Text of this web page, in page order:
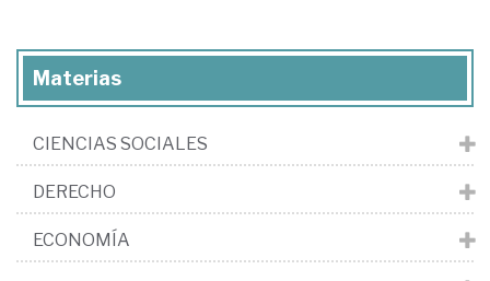
Materias
CIENCIAS SOCIALES
DERECHO
ECONOMÍA